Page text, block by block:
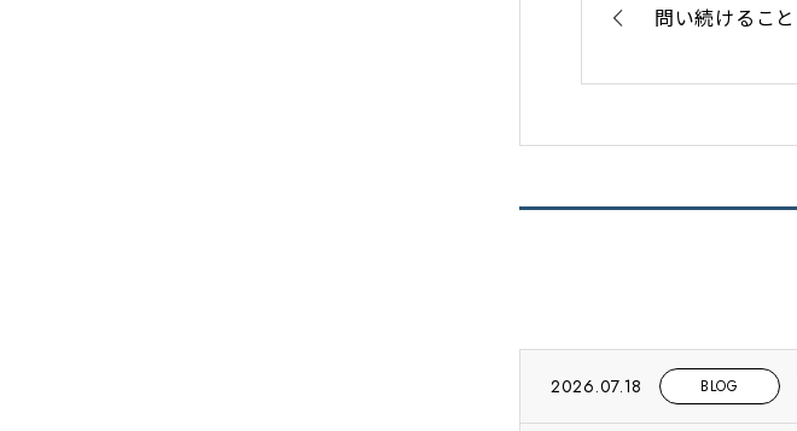
問い続けること
2026.07.18 BLOG